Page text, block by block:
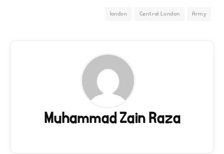
Army
Central London
london
Muhammad Zain Raza